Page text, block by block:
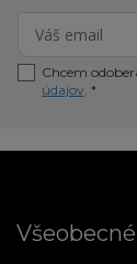
Chcem
údajov. *